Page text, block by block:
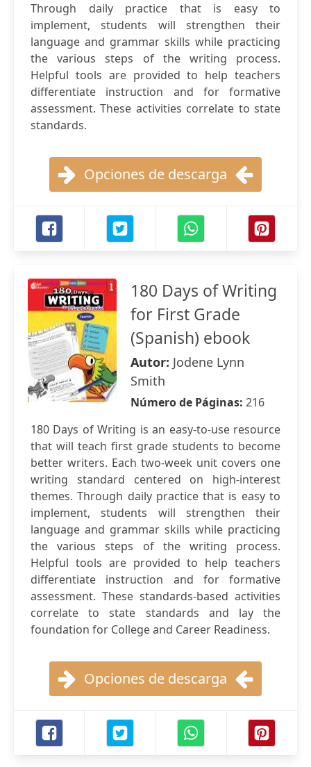
Through daily practice that is easy to
implement, students will strengthen their
language and grammar skills while practicing
the various steps of the writing process.
Helpful tools are provided to help teachers
differentiate instruction and for formative
assessment. These activities correlate to state
standards.
Opciones de descarga
180 Days of Writing
for First Grade
(Spanish) ebook
Autor: Jodene Lynn
Smith
Número de Páginas: 216
180 Days of Writing is an easy-to-use resource
that will teach first grade students to become
better writers. Each two-week unit covers one
writing standard centered on high-interest
themes. Through daily practice that is easy to
implement, students will strengthen their
language and grammar skills while practicing
the various steps of the writing process.
Helpful tools are provided to help teachers
differentiate instruction and for formative
assessment. These standards-based activities
correlate to state standards and lay the
foundation for College and Career Readiness.
Opciones de descarga